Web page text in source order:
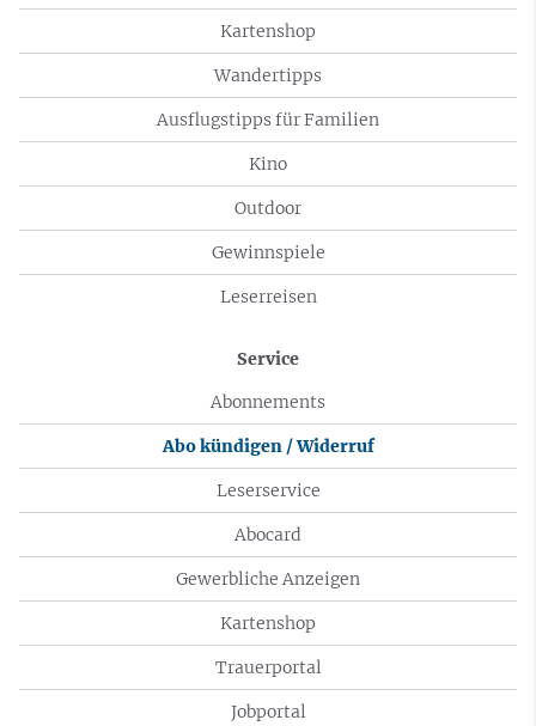
Kartenshop
Wandertipps
Ausflugstipps für Familien
Kino
Outdoor
Gewinnspiele
Leserreisen
Service
Abonnements
Abo kündigen / Widerruf
Leserservice
Abocard
Gewerbliche Anzeigen
Kartenshop
Trauerportal
Jobportal